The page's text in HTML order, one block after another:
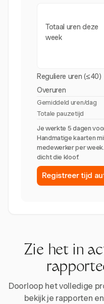
Totaal uren deze
week
Reguliere uren (≤40)
Overuren
Gemiddeld uren/dag
Totale pauzetijd
Je werkte 5 dagen
Handmatige kaarten
medewerker per
dicht die kloof.
Registreer tijd
Zie het in
Doorloop het volledige
bekijk je rapporten